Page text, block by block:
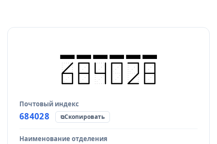
Почтовый индекс
684028 Скопировать
Наименование отделения
Источник данных